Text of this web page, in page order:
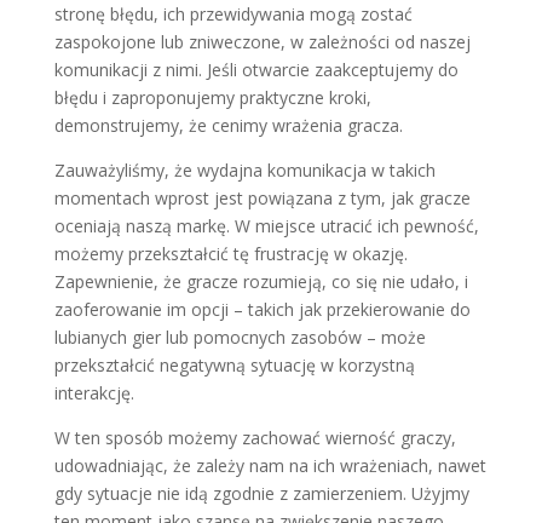
stronę błędu, ich przewidywania mogą zostać
zaspokojone lub zniweczone, w zależności od naszej
komunikacji z nimi. Jeśli otwarcie zaakceptujemy do
błędu i zaproponujemy praktyczne kroki,
demonstrujemy, że cenimy wrażenia gracza.
Zauważyliśmy, że wydajna komunikacja w takich
momentach wprost jest powiązana z tym, jak gracze
oceniają naszą markę. W miejsce utracić ich pewność,
możemy przekształcić tę frustrację w okazję.
Zapewnienie, że gracze rozumieją, co się nie udało, i
zaoferowanie im opcji – takich jak przekierowanie do
lubianych gier lub pomocnych zasobów – może
przekształcić negatywną sytuację w korzystną
interakcję.
W ten sposób możemy zachować wierność graczy,
udowadniając, że zależy nam na ich wrażeniach, nawet
gdy sytuacje nie idą zgodnie z zamierzeniem. Użyjmy